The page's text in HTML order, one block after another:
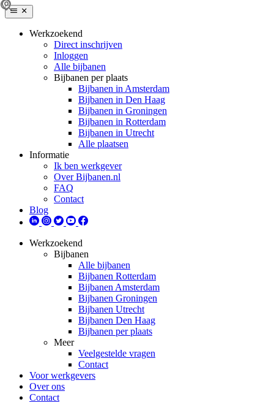
Werkzoekend
Direct inschrijven
Inloggen
Alle bijbanen
Bijbanen per plaats
Bijbanen in Amsterdam
Bijbanen in Den Haag
Bijbanen in Groningen
Bijbanen in Rotterdam
Bijbanen in Utrecht
Alle plaatsen
Informatie
Ik ben werkgever
Over Bijbanen.nl
FAQ
Contact
Blog
Werkzoekend
Bijbanen
Alle bijbanen
Bijbanen Rotterdam
Bijbanen Amsterdam
Bijbanen Groningen
Bijbanen Utrecht
Bijbanen Den Haag
Bijbanen per plaats
Meer
Veelgestelde vragen
Contact
Voor werkgevers
Over ons
Contact